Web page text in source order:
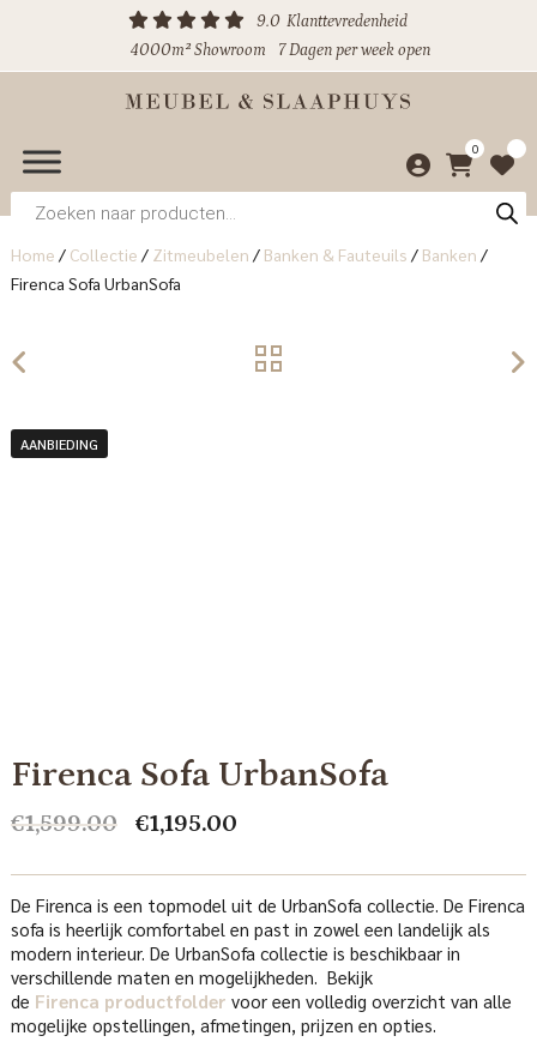
9.0 Klanttevredenheid
4000m² Showroom
7 Dagen per week open
0
Producten
zoeken
Home / Collectie / Zitmeubelen / Banken & Fauteuils / Banken /
Firenca Sofa UrbanSofa
AANBIEDING
Firenca Sofa UrbanSofa
€1,599.00
Oorspronkelijke
was:
€1,599.00.
€1,195.00Huidige
is:
€1,195.00.
De Firenca is een topmodel uit de UrbanSofa collectie. De Firenca
sofa is heerlijk comfortabel en past in zowel een landelijk als
modern interieur. De UrbanSofa collectie is beschikbaar in
verschillende maten en mogelijkheden. Bekijk
de Firenca productfolder voor een volledig overzicht van alle
mogelijke opstellingen, afmetingen, prijzen en opties.